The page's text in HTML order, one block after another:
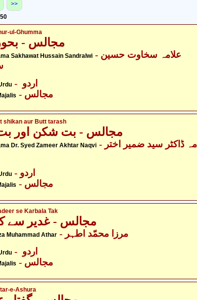
>>
50
ul-Ghumma
مجالس -
Sakhawat Hussain Sandralwi - علامہ سخاوت حسین
- مجالس
shikan aur Butt tarash
مجالس - بت شکن اور
Dr. Syed Zameer Akhtar Naqvi - علامہ ڈاکٹر سید ضمیر اختر
- اردو
- مجالس
se Karbala Tak
Muhammad Athar - مرزا محمّد اطہر
- مجالس
e-Ashura